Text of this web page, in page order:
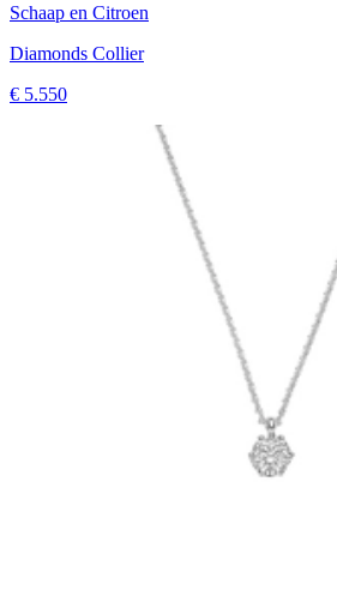
Schaap en Citroen
Diamonds Collier
€ 5.550